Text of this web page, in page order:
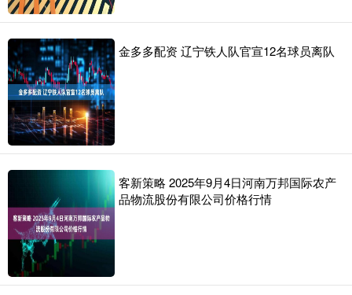
金多多配资 辽宁铁人队官宣12名球员离队
客新策略 2025年9月4日河南万邦国际农产
品物流股份有限公司价格行情